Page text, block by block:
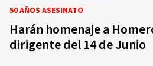
50 AÑOS ASESINATO
Harán homenaje a
dirigente del 14 de Junio